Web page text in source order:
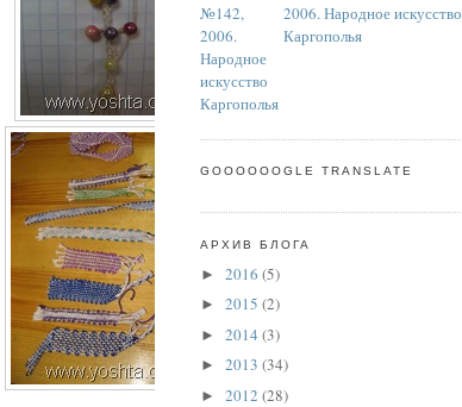
2006. Народное искусство
Каргополья
GOOOOOOGLE TRANSLATE
АРХИВ БЛОГА
► 2016 (5)
► 2015 (2)
► 2014 (3)
► 2013 (34)
► 2012 (28)